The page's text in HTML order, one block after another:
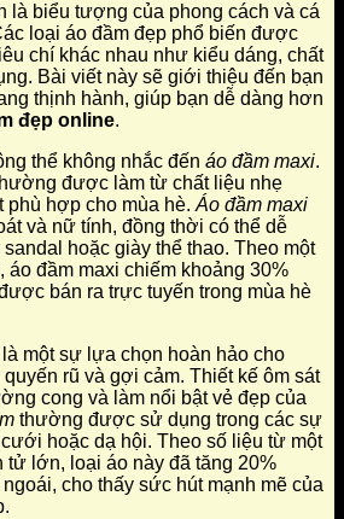
là biểu tượng của phong cách và cá
loại áo đầm đẹp phổ biến được
chí khác nhau như kiểu dáng, chất
Bài viết này sẽ giới thiệu đến bạn
thịnh hành, giúp bạn dễ dàng hơn
đẹp online.
thể không nhắc đến áo đầm maxi.
được làm từ chất liệu nhẹ
phù hợp cho mùa hè. Áo đầm maxi
và nữ tính, đồng thời có thể dễ
hoặc giày thể thao. Theo một
đầm maxi chiếm khoảng 30%
bán ra trực tuyến trong mùa hè
là một sự lựa chọn hoàn hảo cho
rũ và gợi cảm. Thiết kế ôm sát
cong và làm nổi bật vẻ đẹp của
thường được sử dụng trong các sự
hoặc dạ hội. Theo số liệu từ một
lớn, loại áo này đã tăng 20%
cho thấy sức hút mạnh mẽ của